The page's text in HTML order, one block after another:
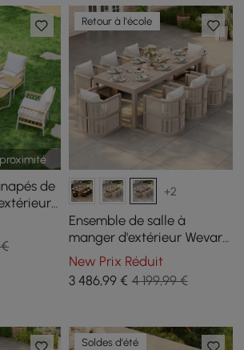
de
pour 6
Retour à l'école
+2
Ensemble de salle à
manger d'extérieur Wevara
9 pièces en corde tressée
avec 8 chaises sable
New Prix Réduit
3 486,99€ 4 199,99 €
Soldes d'été